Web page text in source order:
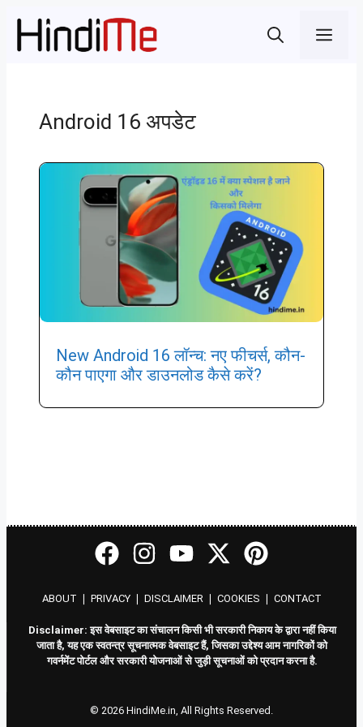
Skip
Android 16 अपडेट
New Android 16 लॉन्च: नए फीचर्स, कौन-
कौन पाएगा और डाउनलोड कैसे करें?
ABOUT ❘ PRIVACY❘ DISCLAIMER❘ COOKIES ❘ CONTACT
Disclaimer: इस वेबसाइट का संचालन किसी भी सरकारी निकाय के द्वारा नहीं किया
जाता है, यह एक स्वतन्त्र सूचनात्मक वेबसाइट हैं, जिसका उद्देश्य आम नागरिकों को
गवर्नमेंट पोर्टल और सरकारी योजनाओं से जुड़ी सूचनाओं को प्रदान करना है.
© 2026 HindiMe.in, All Rights Reserved.